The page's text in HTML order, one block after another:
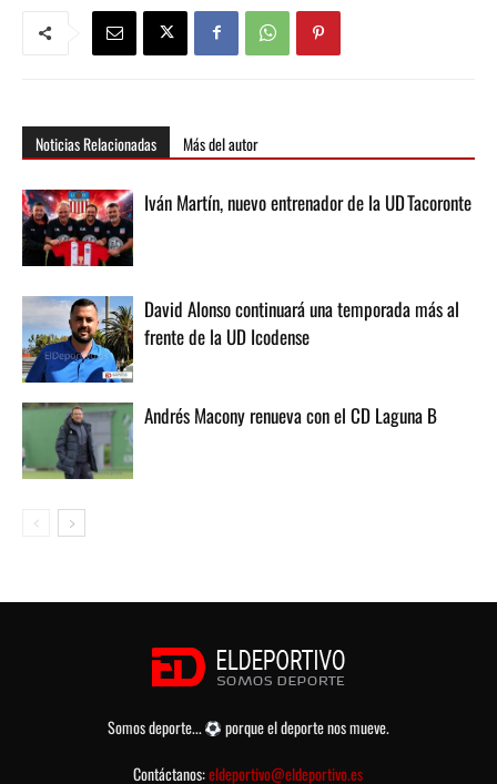
Noticias Relacionadas Más del autor
Iván Martín, nuevo entrenador de la UD Tacoronte
David Alonso continuará una temporada más al
frente de la UD Icodense
Andrés Macony renueva con el CD Laguna B
Somos deporte...
porque el deporte nos mueve.
Contáctanos:eldeportivo@eldeportivo.es